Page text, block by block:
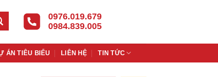
0976.019.679
0984.839.005
ÁN TIÊU BIỂU LIÊN HỆ TIN TỨC